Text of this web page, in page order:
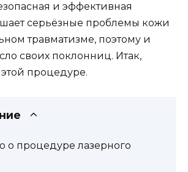
и эффективная
серьёзные проблемы кожи
травматизме, поэтому и
своих поклонниц. Итак,
процедуре.
о процедуре лазерного